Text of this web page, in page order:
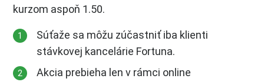
kurzom aspoň 1.50.
Súťaže sa môžu zúčastniť iba klienti
stávkovej kancelárie Fortuna.
Akcia prebieha len v rámci online